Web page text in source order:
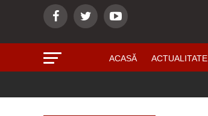
ACASĂ ACTUALITATE